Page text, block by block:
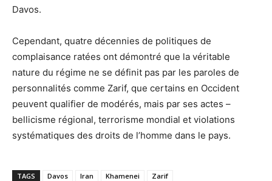
Davos.
Cependant, quatre décennies de politiques de
complaisance ratées ont démontré que la véritable
nature du régime ne se définit pas par les paroles de
personnalités comme Zarif, que certains en Occident
peuvent qualifier de modérés, mais par ses actes –
bellicisme régional, terrorisme mondial et violations
systématiques des droits de l’homme dans le pays.
TAGS Davos Iran Khamenei Zarif